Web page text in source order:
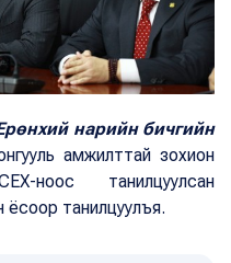
нарийн бичгийн
амжилттай зохион
ноос танилцуулсан
ёсоор танилцуулъя.